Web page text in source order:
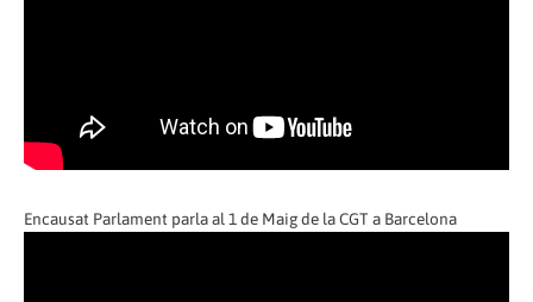
Encausat Parlament parla al 1 de Maig de la CGT a Barcelona